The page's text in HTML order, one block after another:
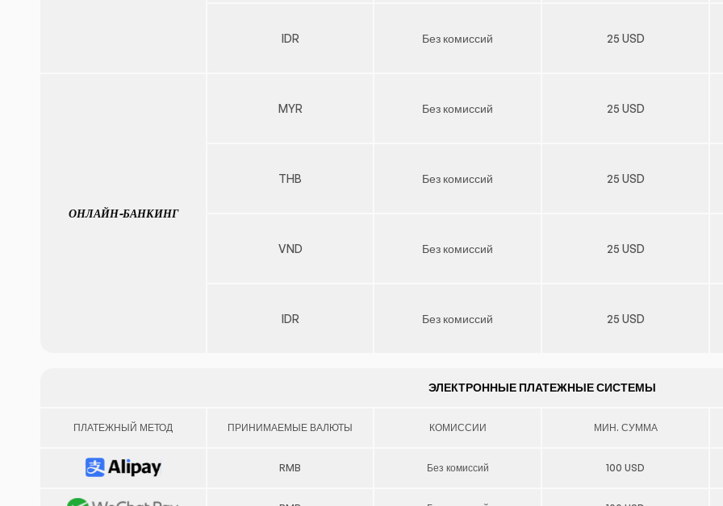
IDR Без комиссий 25 USD
ОНЛАЙН-БАНКИНГ
MYR Без комиссий 25 USD
THB Без комиссий 25 USD
VND Без комиссий 25 USD
IDR Без комиссий 25 USD
ЭЛЕКТРОННЫЕ ПЛАТЕЖНЫЕ СИСТЕМЫ
ПЛАТЕЖНЫЙ МЕТОД ПРИНИМАЕМЫЕ ВАЛЮТЫ КОМИССИИ МИН. СУММА
RMB Без комиссий 100 USD